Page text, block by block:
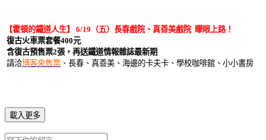
【霍頓的鐵道人生】 6/19 （五）長春戲院、真善美戲院 矇眼上路！
復古火車票套餐400元
含復古預售票2張，再送鐵道情報雜誌最新期
請洽博客來售票 、長春、真善美、海邊的卡夫卡、學校咖啡館、小小書房
載入更多